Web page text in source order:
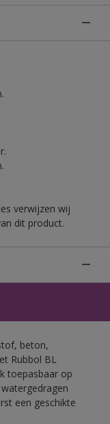
verwijzen wij
dit product.
beton,
Rubbol BL
toepasbaar op
een geschikte